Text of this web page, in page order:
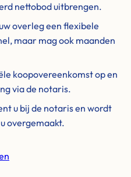
nettobod uitbrengen.
overleg een flexibele
maar mag ook maanden
koopovereenkomst op en
via de notaris.
u bij de notaris en wordt
overgemaakt.